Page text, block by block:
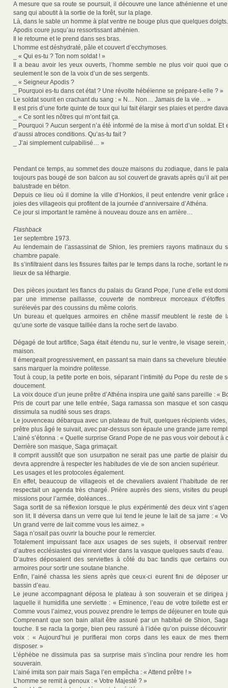
A mesure que sa route se poursuit, il découvre une lance athénienne et
sang qui aboutit à la sortie de la forêt, sur la plage.
Là, dans le sable un homme à plat ventre ne bouge plus que quelques doigts.
Apodis coure jusqu’au ressortissant athénien.
Il le retourne et le prend dans ses bras.
L’homme est déshydraté, pâle et couvert d’ecchymoses.
_ « Qui es-tu ? Ton nom soldat ! »
Il a beau avoir les yeux ouverts, l’homme semble ne plus voir quoi que
seulement le son de la voix d’un de ses sergents.
_ « Seigneur Apodis ?
_ Pourquoi es-tu dans cet état ? Une révolte hébéïenne se prépare-t-elle ? »
Le soldat sourit en crachant du sang : « N… Non… Jamais de la vie… »
Il est pris d’une forte quinte de toux qui lui fait élargir ses plaies et perdre
_ « Ce sont les nôtres qui m’ont fait ça.
_ Pourquoi ? Aucun sergent n’a été informé de la mise à mort d’un soldat.
d’aussi atroces conditions. Qu’as-tu fait ?
_ J’ai simplement culpabilisé… »
Pendant ce temps, au sommet des douze maisons du zodiaque, dans le
toujours pas bougé de son balcon au sol couvert de gravats après qu’il ait
balustrade en béton.
Depuis ce lieu où il domine la ville d’Honkios, il peut entendre venir grâce
joies des villageois qui profitent de la journée d’anniversaire d’Athéna.
Ce jour si important le ramène à nouveau douze ans en arrière…
Flashback
1er septembre 1973.
Au lendemain de l’assassinat de Shion, les premiers rayons matinaux du
chambre papale.
Ils s’infiltraient dans les fissures faites par le temps dans la roche, sortant le
lieux de sa léthargie.
Des pièces jouxtant les flancs du palais du Grand Pope, l’une d’elle est
par une immense paillasse, couverte de nombreux morceaux
surélevés par des coussins du même coloris.
Un bureau et quelques armoires en chêne massif meublent le reste de
qu’une sorte de vasque taillée dans la roche sert de lavabo.
Dégagé de tout artifice, Saga était étendu nu, sur le ventre, le visage
maison.
Il émergeait progressivement, en passant sa main dans sa chevelure
sans marquer la moindre politesse.
Tout à coup, la petite porte en bois, séparant l’intimité du Pope du reste de
doucement.
La voix douce d’un jeune prêtre d’Athéna inspira une gaité sans pareille : «
Pris de court par une telle entrée, Saga ramassa son masque et son
dissimula sa nudité sous ses draps.
Le jouvenceau débarqua avec un plateau de fruit, quelques récipients vides,
prêtre plus âgé le suivait, avec par-dessus son épaule une grande jarre
L’ainé s’étonna : « Quelle surprise Grand Pope de ne pas vous voir debout à
Derrière son masque, Saga grimaçait.
Il comprit aussitôt que son usurpation ne serait pas une partie de plaisir
devra apprendre à respecter les habitudes de vie de son ancien supérieur.
Les usages et les protocoles également.
En effet, beaucoup de villageois et de chevaliers avaient l’habitude de
respectait un agenda très chargé. Prière auprès des siens, visites du
missions pour l’armée, doléances…
Saga sortit de sa réflexion lorsque le plus expérimenté des deux vint
son lit. Il déversa dans un verre que lui tend le jeune le lait de sa jarre : «
Un grand verre de lait comme vous les aimez. »
Saga n’osait pas ouvrir la bouche pour le remercier.
Totalement impuissant face aux usages de ses sujets, il observait
d’autres ecclésiastes qui vinrent vider dans la vasque quelques sauts d’eau.
D’autres déposaient des serviettes à côté du bac tandis que certains
armoires pour sortir une soutane blanche.
Enfin, l’ainé chassa les siens après que ceux-ci eurent fini de déposer
bassin d’eau.
Le jeune accompagnant déposa le plateau à son souverain et se dirigea
laquelle il humidifia une serviette : « Eminence, l’eau de votre toilette est
Comme vous l’aimez, vous pouvez prendre le temps de déjeuner en toute
Comprenant que son bain allait être assuré par un habitué de Shion,
touche. Il se racla la gorge, bien peu rassuré à l’idée qu’on puisse
voix : « Aujourd’hui je purifierai mon corps dans les eaux de mes
disposer. »
L’éphèbe ne dissimula pas sa surprise mais s’inclina pour rendre les
souverain.
L’ainé imita son pair mais Saga l’en empêcha : « Attend prêtre ! »
L’homme se remit à genoux : « Votre Majesté ? »